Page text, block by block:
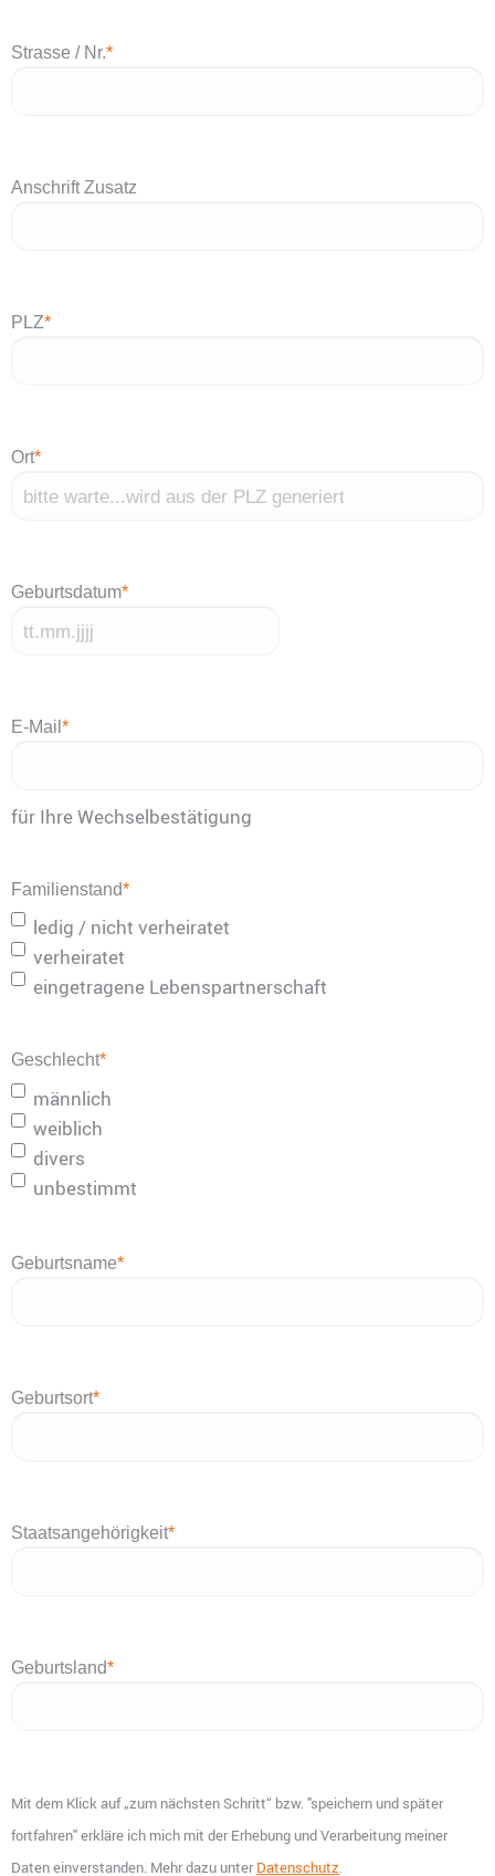
Strasse / Nr.*
Anschrift Zusatz
PLZ*
Ort*
Geburtsdatum*
Punkt
E-Mail *
für Ihre Wechselbestätigung
Familienstand*
ledig / nicht verheiratet
verheiratet
eingetragene Lebenspartnerschaft
Geschlecht*
männlich
weiblich
divers
unbestimmt
Geburtsname*
Geburtsort*
Staatsangehörigkeit*
Geburtsland*
Mit dem Klick auf „zum nächsten Schritt“ bzw. "speichern und später
fortfahren" erkläre ich mich mit der Erhebung und Verarbeitung meiner
Daten einverstanden. Mehr dazu unterDatenschutz